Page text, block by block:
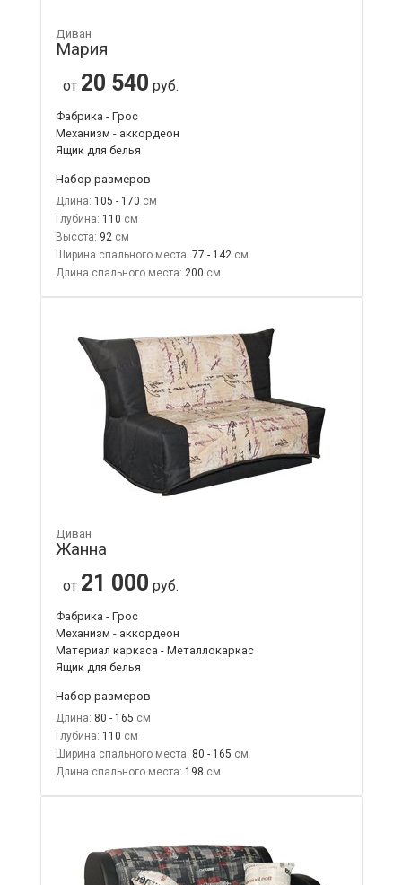
Диван
Мария
от 20 540 руб.
Фабрика - Грос
Механизм - аккордеон
Ящик для белья
Набор размеров
Длина: 105 - 170
Глубина: 110
Высота: 92
Ширина спального места: 77 - 142
Длина спального места: 200
Диван
Жанна
от 21 000 руб.
Фабрика - Грос
Механизм - аккордеон
Материал каркаса - Металлокаркас
Ящик для белья
Набор размеров
Длина: 80 - 165
Глубина: 110
Ширина спального места: 80 - 165
Длина спального места: 198